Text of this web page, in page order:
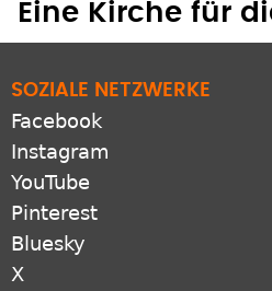
Eine Kirche für
SOZIALE NETZWERKE
Facebook
Instagram
YouTube
Pinterest
Bluesky
X